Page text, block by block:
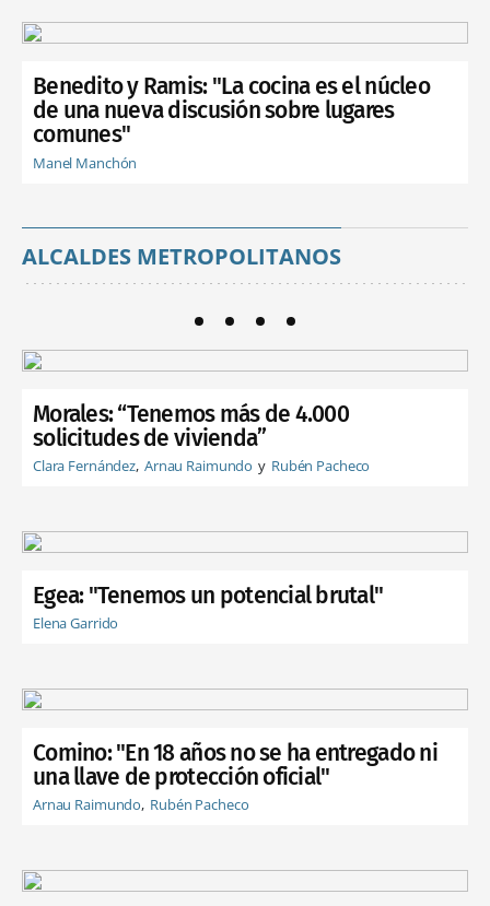
Benedito y Ramis: "La cocina es el núcleo
de una nueva discusión sobre lugares
comunes"
Manel Manchón
ALCALDES METROPOLITANOS
Morales: “Tenemos más de 4.000
solicitudes de vivienda”
Clara Fernández Arnau Raimundo Rubén Pacheco
Egea: "Tenemos un potencial brutal"
Elena Garrido
Comino: "En 18 años no se ha entregado ni
una llave de protección oficial"
Arnau Raimundo Rubén Pacheco